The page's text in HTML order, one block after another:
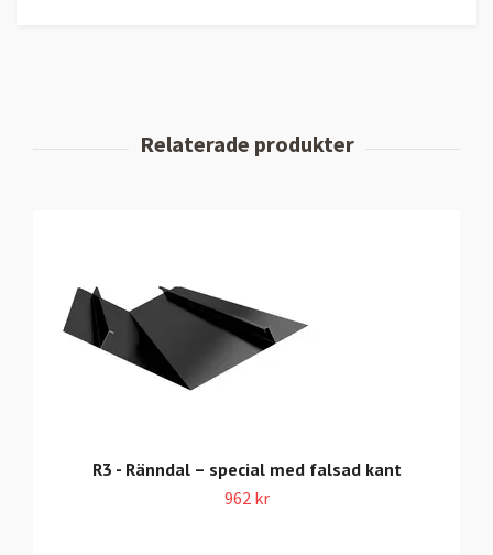
R3 - Ränndal – special med falsad kant
962 kr